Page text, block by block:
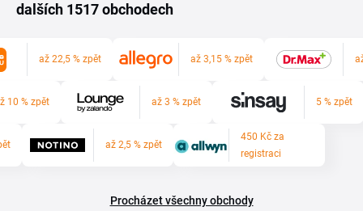
dalších 1517 obchodech
až 22,5 % zpět až 3,15 % zpět
10 % zpět až 3 % zpět 5 % zpět
až 2,5 % zpět
450 Kč za
registraci
Procházet všechny obchody